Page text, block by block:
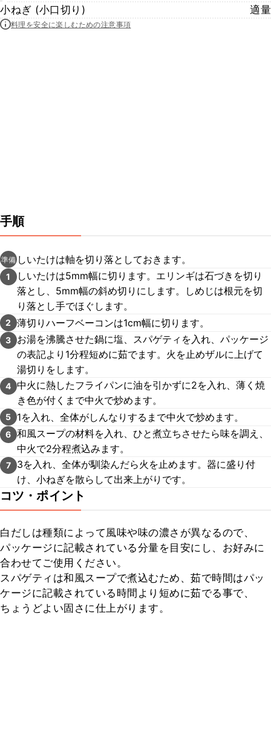
小ねぎ (小口切り)
適量
料理を安全に楽しむための注意事項
手順
準備 しいたけは軸を切り落としておきます。
1
しいたけは5mm幅に切ります。エリンギは石づきを切り
落とし、5mm幅の斜め切りにします。しめじは根元を切
り落とし手でほぐします。
2 薄切りハーフベーコンは1cm幅に切ります。
3
お湯を沸騰させた鍋に塩、スパゲティを入れ、パッケージ
の表記より1分程短めに茹でます。火を止めザルに上げて
湯切りをします。
4 中火に熱したフライパンに油を引かずに2を入れ、薄く焼
き色が付くまで中火で炒めます。
5 1を入れ、全体がしんなりするまで中火で炒めます。
6 和風スープの材料を入れ、ひと煮立ちさせたら味を調え、
中火で2分程煮込みます。
7
3を入れ、全体が馴染んだら火を止めます。器に盛り付
け、小ねぎを散らして出来上がりです。
コツ・ポイント
白だしは種類によって風味や味の濃さが異なるので、
パッケージに記載されている分量を目安にし、お好みに
合わせてご使用ください。
スパゲティは和風スープで煮込むため、茹で時間はパッ
ケージに記載されている時間より短めに茹でる事で、
ちょうどよい固さに仕上がります。